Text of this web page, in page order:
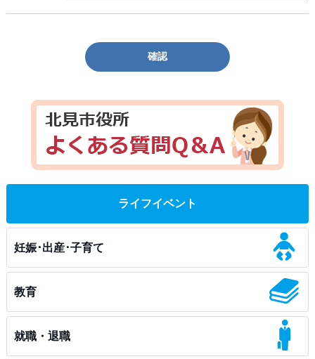
確認
ライフイベント
妊娠･出産･子育て
教育
就職・退職